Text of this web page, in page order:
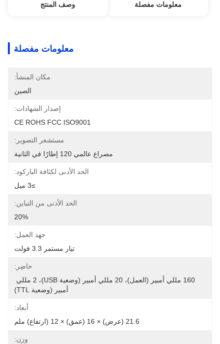
معلومات مفصلة وصف المنتج
معلومات مفصلة
مكان المنشأ:
الصين
إصدار الشهادات:
CE ROHS FCC ISO9001
مستشعر التصوير:
مصراع عالمي 120 إطارًا في الثانية
الحد الأدنى لكثافة الباركود:
≥3 ميل
الحد الأدنى من التباين:
20%
جهد العمل:
تيار مستمر 3.3 فولت
حاضِر:
أمبير (وضعية TTL)
أبعاد:
21.6 (عرض) × 16 (عمق) × 12 (ارتفاع) ملم
وزن: